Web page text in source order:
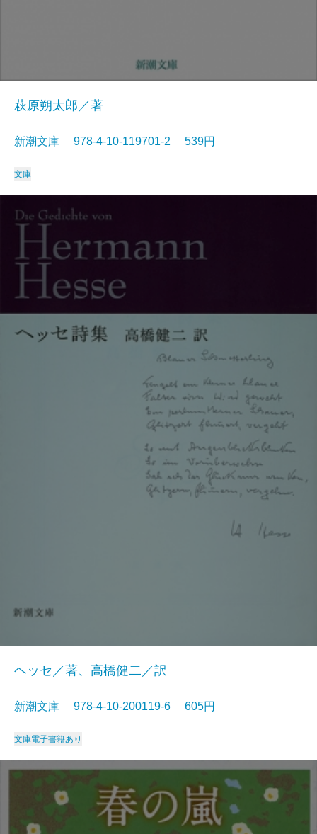
萩原朔太郎／著
新潮文庫 978-4-10-119701-2 539円
文庫
ヘッセ／著、高橋健二／訳
新潮文庫 978-4-10-200119-6 605円
文庫電子書籍あり